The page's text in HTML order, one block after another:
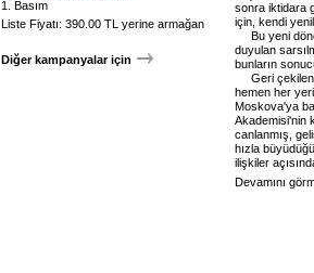
1. Basım
Liste Fiyatı: 390.00 TL yerine armağan
Diğer kampanyalar için
sonra iktidara
için, kendi
Bu yeni
duyulan
bunların
Geri
hemen her
Moskova'ya
Akademisi'nin
canlanmış,
hızla
ilişkiler
Devamını